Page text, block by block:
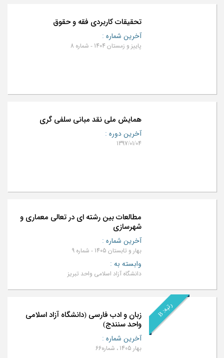
تحقیقات کاربردی فقه و حقوق
آخرین شماره :
پاییز و زمستان 1404 - شماره 8
همایش ملی نقد مبانی سلفی گری
آخرین دوره :
1397/01/04
مطالعات بین رشته ای در تعالی معماری و
شهرسازی
آخرین شماره :
بهار و تابستان 1405 - شماره 9
وابسته به :
دانشگاه آزاد اسلامی واحد تبریز
رت
ب
ه
:B
زبان و ادب فارسی (دانشگاه آزاد اسلامی
واحد سنندج)
آخرین شماره :
بهار 1405 ، شماره66